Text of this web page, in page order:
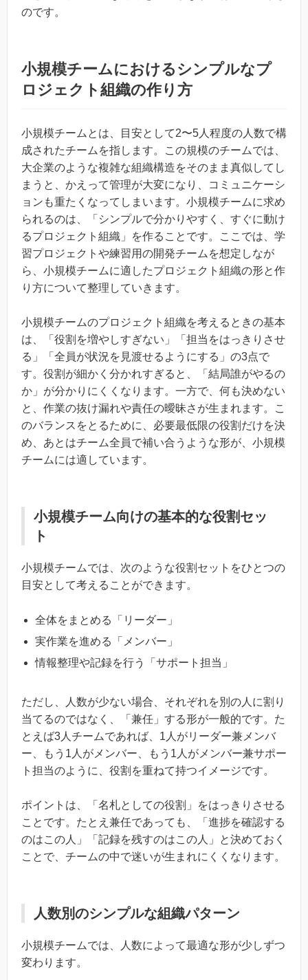
のです。
小規模チームにおけるシンプルなプ
ロジェクト組織の作り方
小規模チームとは、目安として2〜5人程度の人数で構
成されたチームを指します。この規模のチームでは、
大企業のような複雑な組織構造をそのまま真似してし
まうと、かえって管理が大変になり、コミュニケーシ
ョンも重たくなってしまいます。小規模チームに求め
られるのは、「シンプルで分かりやすく、すぐに動け
るプロジェクト組織」を作ることです。ここでは、学
習プロジェクトや練習用の開発チームを想定しなが
ら、小規模チームに適したプロジェクト組織の形と作
り方について整理していきます。
小規模チームのプロジェクト組織を考えるときの基本
は、「役割を増やしすぎない」「担当をはっきりさせ
る」「全員が状況を見渡せるようにする」の3点で
す。役割が細かく分かれすぎると、「結局誰がやるの
か」が分かりにくくなります。一方で、何も決めない
と、作業の抜け漏れや責任の曖昧さが生まれます。こ
のバランスをとるために、必要最低限の役割だけを決
め、あとはチーム全員で補い合うような形が、小規模
チームには適しています。
小規模チーム向けの基本的な役割セッ
ト
小規模チームでは、次のような役割セットをひとつの
目安として考えることができます。
全体をまとめる「リーダー」
実作業を進める「メンバー」
情報整理や記録を行う「サポート担当」
ただし、人数が少ない場合、それぞれを別の人に割り
当てるのではなく、「兼任」する形が一般的です。た
とえば3人チームであれば、1人がリーダー兼メンバ
ー、もう1人がメンバー、もう1人がメンバー兼サポー
ト担当のように、役割を重ねて持つイメージです。
ポイントは、「名札としての役割」をはっきりさせる
ことです。たとえ兼任であっても、「進捗を確認する
のはこの人」「記録を残すのはこの人」と決めておく
ことで、チームの中で迷いが生まれにくくなります。
人数別のシンプルな組織パターン
小規模チームでは、人数によって最適な形が少しずつ
変わります。